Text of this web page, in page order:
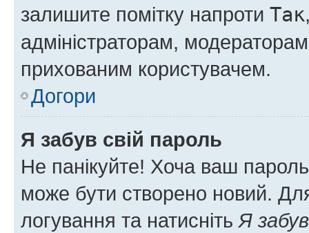
залишите помітку напроти Так
адміністраторам,
прихованим користувачем.
Догори
Я забув свій пароль
Не панікуйте! Хоча ваш
може бути створено новий.
логування та натисніть Я